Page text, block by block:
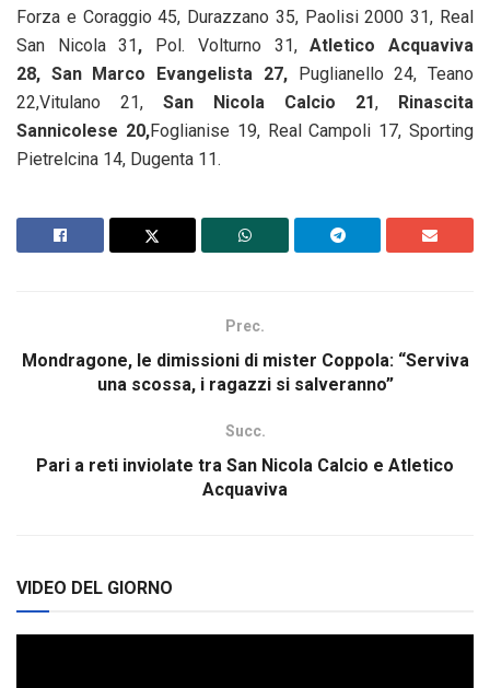
Forza e Coraggio 45, Durazzano 35, Paolisi 2000 31, Real
San Nicola 31, Pol. Volturno 31,Atletico Acquaviva
28, San Marco Evangelista 27,Puglianello 24, Teano
22,Vitulano 21, San Nicola Calcio 21, Rinascita
Sannicolese 20,Foglianise 19, Real Campoli 17, Sporting
Pietrelcina 14, Dugenta 11.
Prec.
Mondragone, le dimissioni di mister Coppola: “Serviva
una scossa, i ragazzi si salveranno”
Succ.
Pari a reti inviolate tra San Nicola Calcio e Atletico
Acquaviva
VIDEO DEL GIORNO